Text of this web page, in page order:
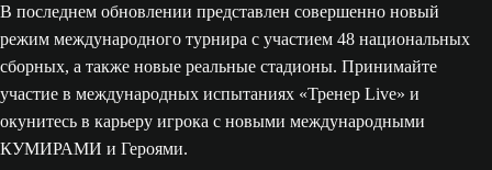
В последнем обновлении представлен совершенно новый
режим международного турнира с участием 48 национальных
сборных, а также новые реальные стадионы. Принимайте
участие в международных испытаниях «Тренер Live» и
окунитесь в карьеру игрока с новыми международными
КУМИРАМИ и Героями.